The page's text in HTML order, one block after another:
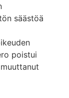
säästöä
poistui